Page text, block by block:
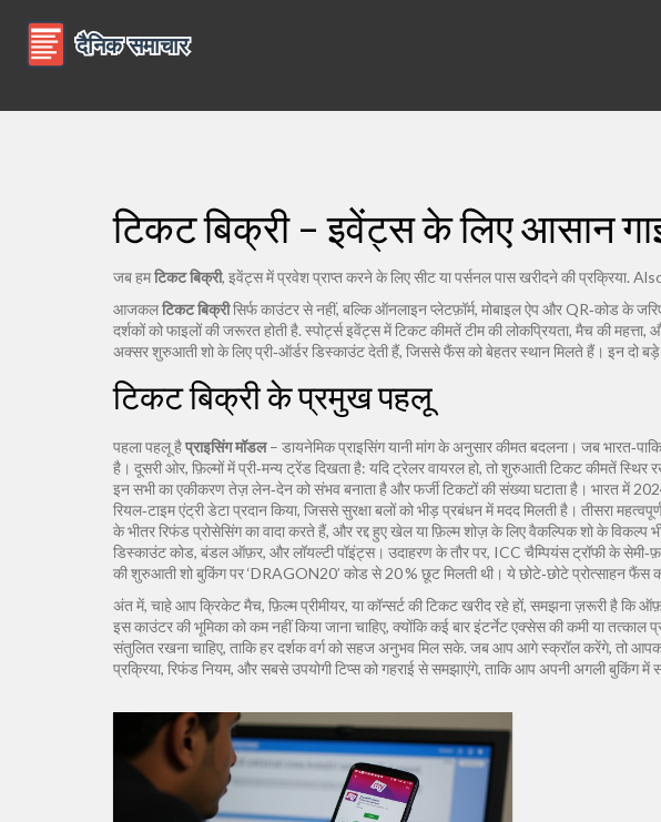
टिकट बिक्री – इवेंट्स के लिए आसान
जब हमटिकट बिक्री, इवेंट्स में प्रवेश प्राप्त करने के लिए सीट या पर्सनल पास खरीदने की प्रक्रिया.
आजकलटिकट बिक्रीसिर्फ काउंटर से नहीं, बल्कि ऑनलाइन प्लेटफ़ॉर्म, मोबाइल ऐप और QR‑कोड के
दर्शकों को फाइलों की जरूरत होती है. स्पोर्ट्स इवेंट्समें टिकट कीमतें टीम की लोकप्रियता, मैच की
अक्सर शुरुआती शो के लिए प्री‑ऑर्डर डिस्काउंट देती हैं, जिससे फैंस को बेहतर स्थान मिलते हैं। इन दो बड़े
टिकट बिक्री के प्रमुख पहलू
पहला पहलू हैप्राइसिंग मॉडल– डायनेमिक प्राइसिंग यानी मांग के अनुसार कीमत बदलना। जब
है। दूसरी ओर, फ़िल्मों में प्री‑मन्य ट्रेंड दिखता है: यदि ट्रेलर वायरल हो, तो शुरुआती टिकट कीमतें
इन सभी का एकीकरण तेज़ लेन‑देन को संभव बनाता है और फर्जी टिकटों की संख्या घटाता है। भारत में
रियल‑टाइम एंट्री डेटा प्रदान किया, जिससे सुरक्षा बलों को भीड़ प्रबंधन में मदद मिलती है। तीसरा
के भीतर रिफंड प्रोसेसिंग का वादा करते हैं, और रद्द हुए खेल या फ़िल्म शोज़ के लिए वैकल्पिक शो के
डिस्काउंट कोड, बंडल ऑफ़र, और लॉयल्टी पॉइंट्स। उदाहरण के तौर पर, ICC चैम्पियंस ट्रॉफी के
की शुरुआती शो बुकिंग पर ‘DRAGON20’ कोड से 20 % छूट मिलती थी। ये छोटे‑छोटे प्रोत्साहन फैंस
अंत में, चाहे आप क्रिकेट मैच, फ़िल्म प्रीमीयर, या कॉन्सर्ट की टिकट खरीद रहे हों, समझना ज़रूरी है कि
इस काउंटर की भूमिका को कम नहीं किया जाना चाहिए, क्योंकि कई बार इंटर्नेट एक्सेस की कमी या
संतुलित रखना चाहिए, ताकि हर दर्शक वर्ग को सहज अनुभव मिल सके. जब आप आगे स्क्रॉल करेंगे, तो
प्रक्रिया, रिफंड नियम, और सबसे उपयोगी टिप्स को गहराई से समझाएंगे, ताकि आप अपनी अगली बुकिंग में